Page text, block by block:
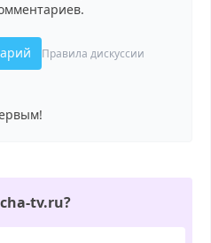
Правила дискуссии
tv.ru?